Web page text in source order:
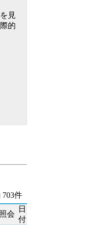
見
的
703件
照会
日
付